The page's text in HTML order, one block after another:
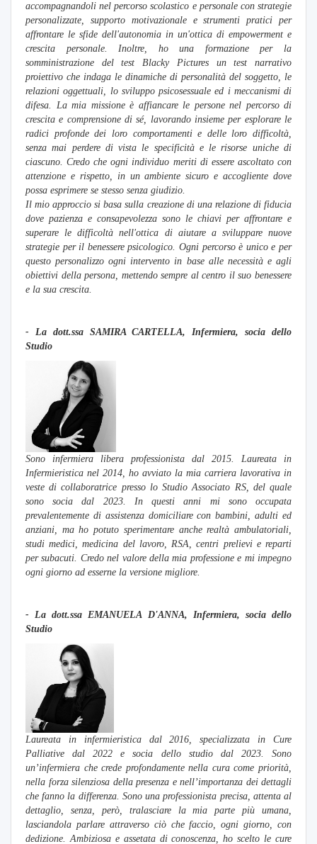
accompagnandoli nel percorso scolastico e personale con strategie
personalizzate, supporto motivazionale e strumenti pratici per
affrontare le sfide dell'autonomia in un'ottica di empowerment e
crescita personale. Inoltre, ho una formazione per la
somministrazione del test Blacky Pictures un test narrativo
proiettivo che indaga le dinamiche di personalità del soggetto, le
relazioni oggettuali, lo sviluppo psicosessuale ed i meccanismi di
difesa. La mia missione è affiancare le persone nel percorso di
crescita e comprensione di sé, lavorando insieme per esplorare le
radici profonde dei loro comportamenti e delle loro difficoltà,
senza mai perdere di vista le specificità e le risorse uniche di
ciascuno. Credo che ogni individuo meriti di essere ascoltato con
attenzione e rispetto, in un ambiente sicuro e accogliente dove
possa esprimere se stesso senza giudizio.
Il mio approccio si basa sulla creazione di una relazione di fiducia
dove pazienza e consapevolezza sono le chiavi per affrontare e
superare le difficoltà nell'ottica di aiutare a sviluppare nuove
strategie per il benessere psicologico. Ogni percorso è unico e per
questo personalizzo ogni intervento in base alle necessità e agli
obiettivi della persona, mettendo sempre al centro il suo benessere
e la sua crescita.
- La dott.ssa SAMIRA CARTELLA, Infermiera, socia dello
Studio
Sono infermiera libera professionista dal 2015. Laureata in
Infermieristica nel 2014, ho avviato la mia carriera lavorativa in
veste di collaboratrice presso lo Studio Associato RS, del quale
sono socia dal 2023. In questi anni mi sono occupata
prevalentemente di assistenza domiciliare con bambini, adulti ed
anziani, ma ho potuto sperimentare anche realtà ambulatoriali,
studi medici, medicina del lavoro, RSA, centri prelievi e reparti
per subacuti. Credo nel valore della mia professione e mi impegno
ogni giorno ad esserne la versione migliore.
- La dott.ssa EMANUELA D'ANNA, Infermiera, socia dello
Studio
Laureata in infermieristica dal 2016, specializzata in Cure
Palliative dal 2022 e socia dello studio dal 2023. Sono
un’infermiera che crede profondamente nella cura come priorità,
nella forza silenziosa della presenza e nell’importanza dei dettagli
che fanno la differenza. Sono una professionista precisa, attenta al
dettaglio, senza, però, tralasciare la mia parte più umana,
lasciandola parlare attraverso ciò che faccio, ogni giorno, con
dedizione. Ambiziosa e assetata di conoscenza, ho scelto le cure